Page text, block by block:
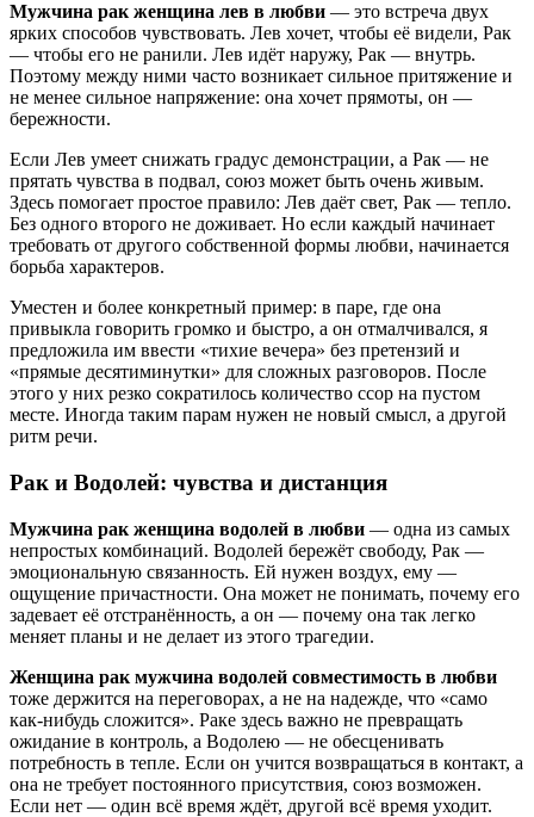
Мужчина рак женщина лев в любви — это встреча двух
ярких способов чувствовать. Лев хочет, чтобы её видели, Рак
— чтобы его не ранили. Лев идёт наружу, Рак — внутрь.
Поэтому между ними часто возникает сильное притяжение и
не менее сильное напряжение: она хочет прямоты, он —
бережности.
Если Лев умеет снижать градус демонстрации, а Рак — не
прятать чувства в подвал, союз может быть очень живым.
Здесь помогает простое правило: Лев даёт свет, Рак — тепло.
Без одного второго не доживает. Но если каждый начинает
требовать от другого собственной формы любви, начинается
борьба характеров.
Уместен и более конкретный пример: в паре, где она
привыкла говорить громко и быстро, а он отмалчивался, я
предложила им ввести «тихие вечера» без претензий и
«прямые десятиминутки» для сложных разговоров. После
этого у них резко сократилось количество ссор на пустом
месте. Иногда таким парам нужен не новый смысл, а другой
ритм речи.
Рак и Водолей: чувства и дистанция
Мужчина рак женщина водолей в любви — одна из самых
непростых комбинаций. Водолей бережёт свободу, Рак —
эмоциональную связанность. Ей нужен воздух, ему —
ощущение причастности. Она может не понимать, почему его
задевает её отстранённость, а он — почему она так легко
меняет планы и не делает из этого трагедии.
Женщина рак мужчина водолей совместимость в любви
тоже держится на переговорах, а не на надежде, что «само
как-нибудь сложится». Раке здесь важно не превращать
ожидание в контроль, а Водолею — не обесценивать
потребность в тепле. Если он учится возвращаться в контакт, а
она не требует постоянного присутствия, союз возможен.
Если нет — один всё время ждёт, другой всё время уходит.